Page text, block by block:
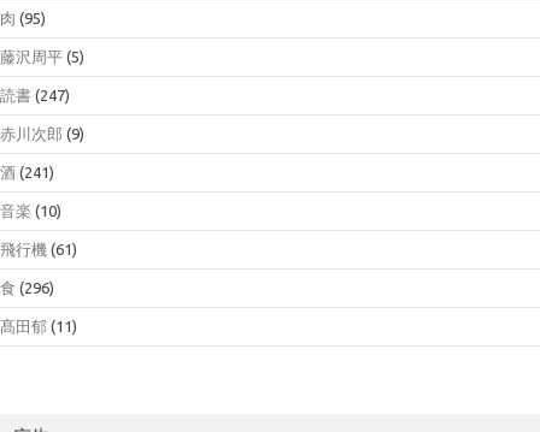
肉 (95)
藤沢周平 (5)
読書 (247)
赤川次郎 (9)
酒 (241)
音楽 (10)
飛行機 (61)
食 (296)
髙田郁 (11)